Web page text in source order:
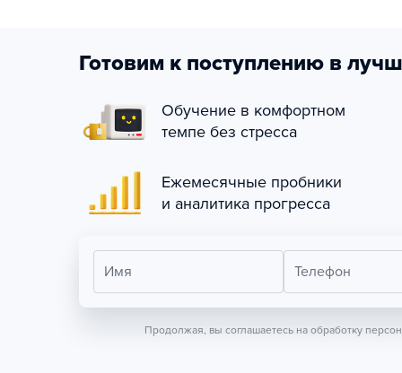
Готовим к поступлению в
Обучение в комфортном
темпе без стресса
Ежемесячные пробники
и аналитика прогресса
Имя Телефон
Продолжая, вы соглашаетесь на обработку